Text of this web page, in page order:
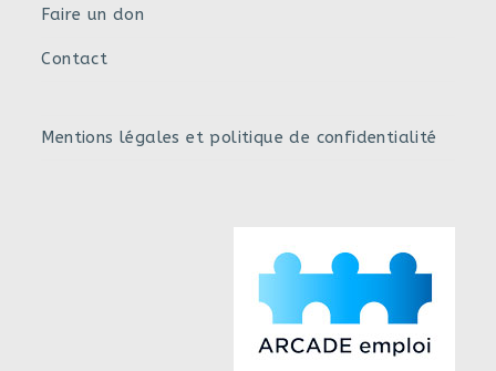
Faire un don
Contact
Mentions légales et politique de confidentialité